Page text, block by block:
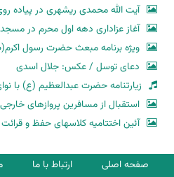
آیت الله محمدی ریشهری در پیاده
آغاز عزاداری دهه اول محرم در
ویژه برنامه مبعث حضرت رسول
دعای توسل / عکس: جلال اسدی
زیارتنامه حضرت عبدالعظیم (ع) با
استقبال از مسافرین پروازهای
آئین اختتامیه کلاسهای حفظ و
صفحه اصلی ارتباط با ما